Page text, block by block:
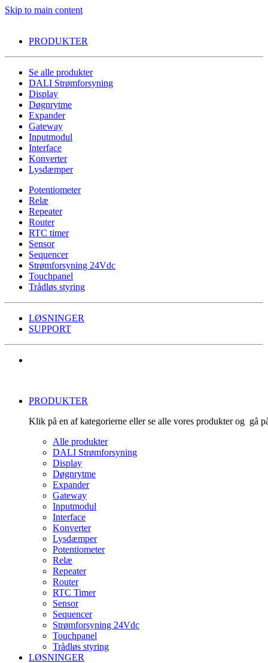
Skip to main content
PRODUKTER
Se alle produkter
DALI Strømforsyning
Display
Døgnrytme
Expander
Gateway
Inputmodul
Interface
Konverter
Lysdæmper
Potentiometer
Relæ
Repeater
Router
RTC timer
Sensor
Sequencer
Strømforsyning 24Vdc
Touchpanel
Trådløs styring
LØSNINGER
SUPPORT
PRODUKTER
Klik på en af kategorierne eller se alle vores produkter og gå
Alle produkter
DALI Strømforsyning
Display
Døgnrytme
Expander
Gateway
Inputmodul
Interface
Konverter
Lysdæmper
Potentiometer
Relæ
Repeater
Router
RTC Timer
Sensor
Sequencer
Strømforsyning 24Vdc
Touchpanel
Trådløs styring
LØSNINGER